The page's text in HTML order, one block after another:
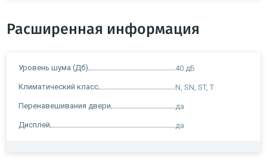
Расширенная информация
Уровень шума (Дб) 40 дБ
Климатический класс N, SN, ST, T
Перенавешивания двери да
Дисплей да